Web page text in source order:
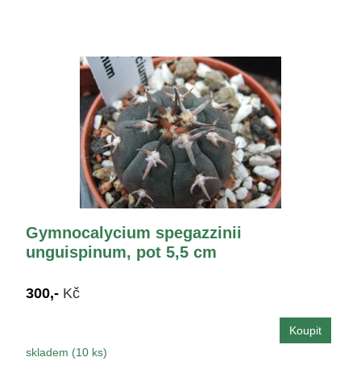
Gymnocalycium spegazzinii
unguispinum, pot 5,5 cm
300,- Kč
skladem (10 ks)